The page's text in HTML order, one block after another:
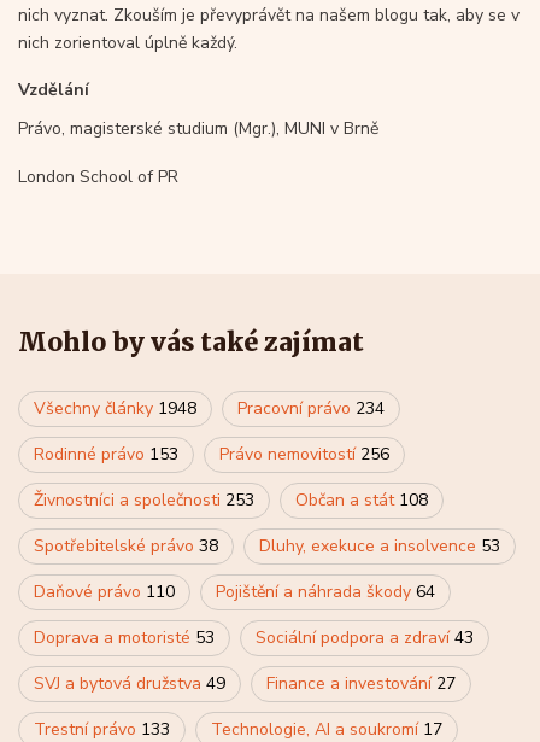
nich vyznat. Zkouším je převyprávět na našem blogu tak, aby se v
nich zorientoval úplně každý.
Vzdělání
Právo, magisterské studium (Mgr.), MUNI v Brně
London School of PR
Mohlo by vás také zajímat
Všechny články 1948 Pracovní právo 234
Rodinné právo 153 Právo nemovitostí 256
Živnostníci a společnosti 253 Občan a stát 108
Spotřebitelské právo 38 Dluhy, exekuce a insolvence 53
Daňové právo 110 Pojištění a náhrada škody 64
Doprava a motoristé 53 Sociální podpora a zdraví43
SVJ a bytová družstva 49 Finance a investování 27
Trestní právo 133 Technologie, AI a soukromí 17